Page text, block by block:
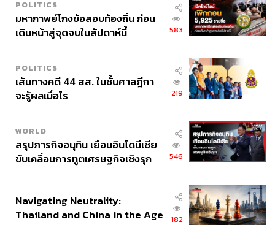
POLITICS
มหากาพย์โกงข้อสอบท้องถิ่น ก่อน
เดินหน้าสู่จุดจบในสัปดาห์นี้
583
POLITICS
เส้นทางคดี 44 สส. ในชั้นศาลฎีกา
จะรู้ผลเมื่อไร
219
WORLD
สรุปภารกิจอนุทิน เยือนอินโดนีเซีย
ขับเคลื่อนการทูตเศรษฐกิจเชิงรุก
546
Navigating Neutrality:
Thailand and China in the Age
182